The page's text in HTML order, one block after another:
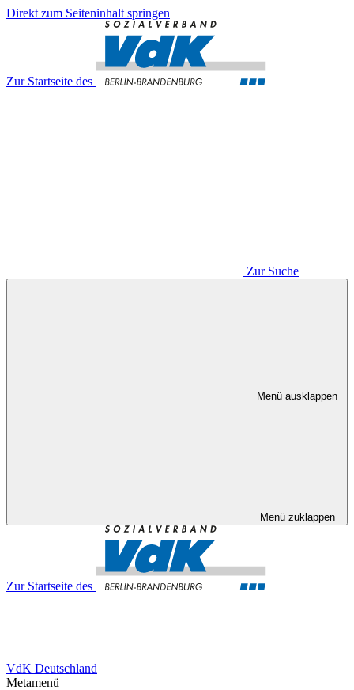
Direkt zum Seiteninhalt springen
Zur Startseite des
Zur Suche
Menü ausklappen
Menü zuklappen
Zur Startseite des
VdK Deutschland
Metamenü